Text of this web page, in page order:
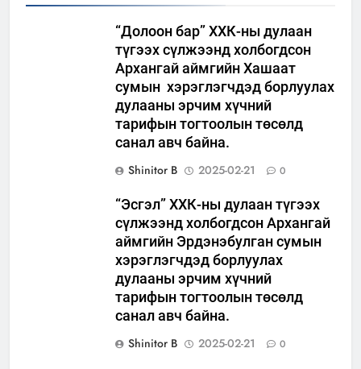
“Долоон бар” ХХК-ны дулаан
түгээх сүлжээнд холбогдсон
Архангай аймгийн Хашаат
сумын хэрэглэгчдэд борлуулах
дулааны эрчим хүчний
тарифын тогтоолын төсөлд
санал авч байна.
Shinitor B
2025-02-21 0
“Эсгэл” ХХК-ны дулаан түгээх
сүлжээнд холбогдсон Архангай
аймгийн Эрдэнэбулган сумын
хэрэглэгчдэд борлуулах
дулааны эрчим хүчний
тарифын тогтоолын төсөлд
санал авч байна.
Shinitor B
2025-02-21 0